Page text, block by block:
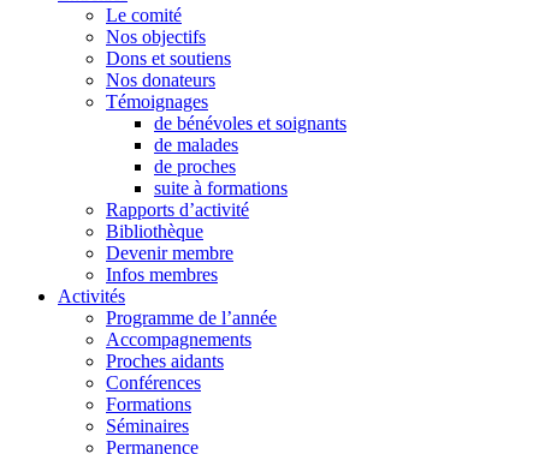
Le comité
Nos objectifs
Dons et soutiens
Nos donateurs
Témoignages
de bénévoles et soignants
de malades
de proches
suite à formations
Rapports d’activité
Bibliothèque
Devenir membre
Infos membres
Activités
Programme de l’année
Accompagnements
Proches aidants
Conférences
Formations
Séminaires
Permanence